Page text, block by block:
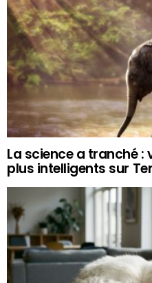
La science a tranché :
plus intelligents sur